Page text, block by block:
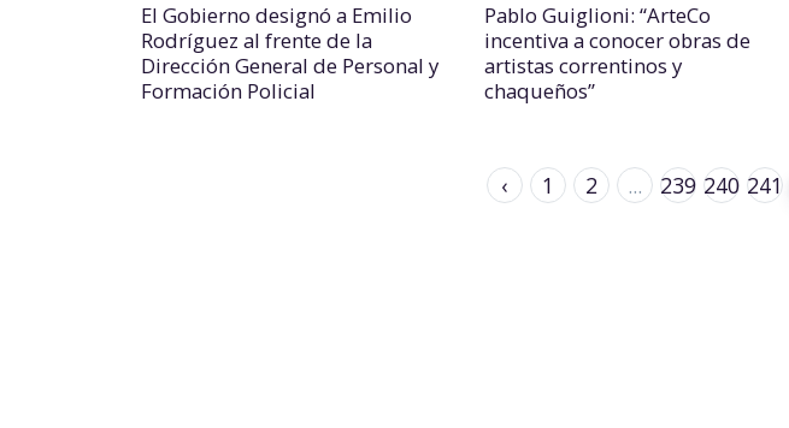
El Gobierno designó a Emilio
Rodríguez al frente de la
Dirección General de Personal y
Formación Policial
Pablo Guiglioni: “ArteCo
incentiva a conocer obras de
artistas correntinos y
chaqueños”
‹ 1 2 ... 239 240 241